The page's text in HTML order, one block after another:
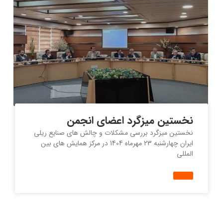
نخستین میزگرد اعضای انجمن
نخستین میزگرد بررسی مشکلات و چالش های صنایع ریلی
ایران چهارشنبه 23 مهرماه 1404 در مرکز همایش های بین
المللی